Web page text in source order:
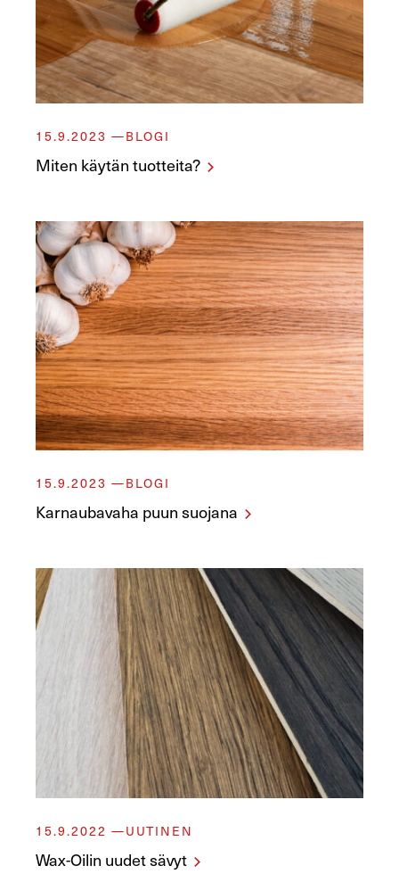
15.9.2023 BLOGI
Miten käytän tuotteita?
15.9.2023 BLOGI
Karnaubavaha puun suojana
15.9.2022 UUTINEN
Wax-Oilin uudet sävyt